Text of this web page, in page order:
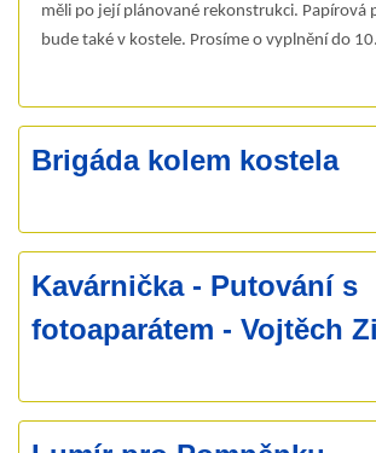
měli po její plánované rekonstrukci. Papírová
bude také v kostele. Prosíme o vyplnění do
Brigáda kolem kostela
Kavárnička - Putování s
fotoaparátem - Vojtěch